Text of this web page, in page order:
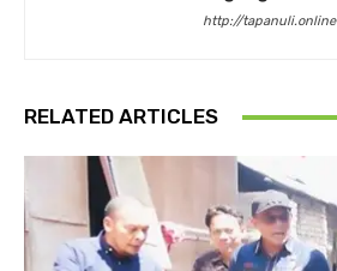
http://tapanuli.online
RELATED ARTICLES